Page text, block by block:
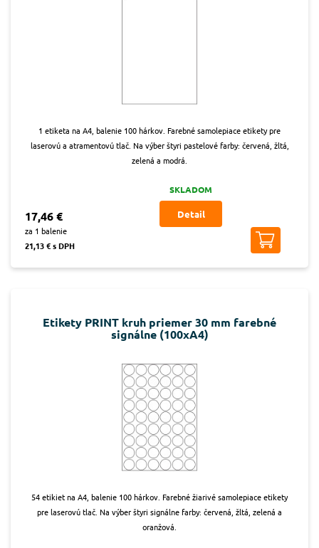
1 etiketa na A4, balenie 100 hárkov. Farebné samolepiace etikety pre
laserovú a atramentovú tlač. Na výber štyri pastelové farby: červená, žltá,
zelená a modrá.
17,46 €
za 1 balenie
21,13 € s DPH
SKLADOM
Detail
Etikety PRINT kruh priemer 30 mm farebné
signálne (100xA4)
54 etikiet na A4, balenie 100 hárkov. Farebné žiarivé samolepiace etikety
pre laserovú tlač. Na výber štyri signálne farby: červená, žltá, zelená a
oranžová.